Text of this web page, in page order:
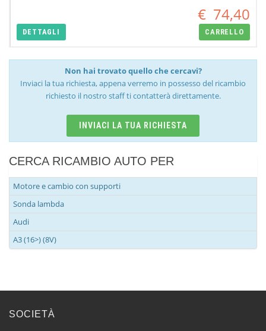
€ 74,40
DETTAGLI CARRELLO
Non hai trovato quello che cercavi?
Inviaci la tua richiesta, appena verremo in possesso del ricambio
richiesto il nostro staff ti contatterà direttamente.
INVIACI LA TUA RICHIESTA
CERCA RICAMBIO AUTO PER
Motore e cambio con supporti
Sonda lambda
Audi
A3 (16>) (8V)
SOCIETÀ